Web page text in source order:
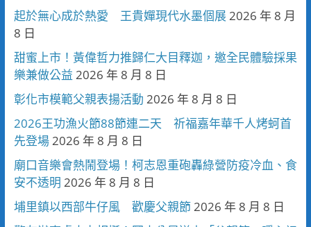
起於無心成於熱愛 王貴嬋現代水墨個展 2026 年 8 月
8 日
甜蜜上市！黃偉哲力推歸仁大目釋迦，邀全民體驗採果
樂兼做公益 2026 年 8 月 8 日
彰化市模範父親表揚活動 2026 年 8 月 8 日
2026王功漁火節88節連二天 祈福嘉年華千人烤蚵首
先登場 2026 年 8 月 8 日
廟口音樂會熱鬧登場！柯志恩重砲轟綠營防疫冷血、食
安不透明 2026 年 8 月 8 日
埔里鎮以西部牛仔風 歡慶父親節 2026 年 8 月 8 日